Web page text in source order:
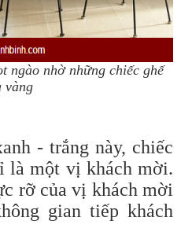
ngào nhờ những chiếc ghế
vàng
- trắng này, chiếc
là một vị khách mời.
rỡ của vị khách mời
gian tiếp khách